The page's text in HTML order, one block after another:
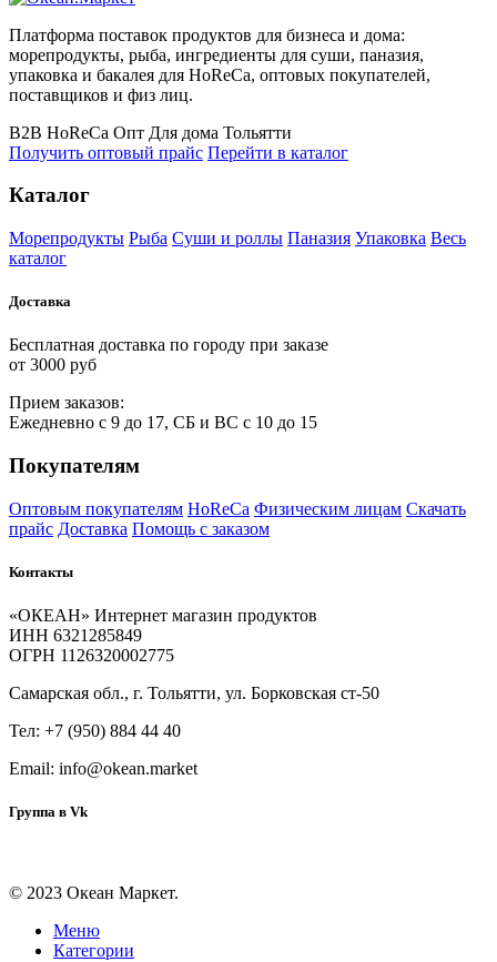
Платформа поставок продуктов для бизнеса и дома:
морепродукты, рыба, ингредиенты для суши, паназия,
упаковка и бакалея для HoReCa, оптовых покупателей,
поставщиков и физ лиц.
B2B HoReCa Опт Для дома Тольятти
Получить оптовый прайс Перейти в каталог
Каталог
Морепродукты Рыба Суши и роллы Паназия Упаковка Весь
каталог
Доставка
Бесплатная доставка по городу при заказе
от 3000 руб
Прием заказов:
Ежедневно с 9 до 17, СБ и ВС с 10 до 15
Покупателям
Оптовым покупателям HoReCa Физическим лицам Скачать
прайс Доставка Помощь с заказом
Контакты
«ОКЕАН» Интернет магазин продуктов
ИНН 6321285849
ОГРН 1126320002775
Самарская обл., г. Тольятти, ул. Борковская ст-50
Тел: +7 (950) 884 44 40
Email: info@okean.market
Группа в Vk
© 2023 Океан Маркет.
Меню
Категории